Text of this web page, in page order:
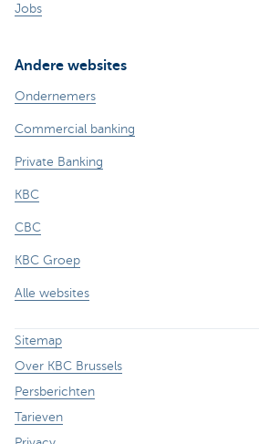
Jobs
Andere websites
Ondernemers
Commercial banking
Private Banking
KBC
CBC
KBC Groep
Alle websites
Sitemap
Over KBC Brussels
Persberichten
Tarieven